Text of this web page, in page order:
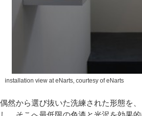
installation view at eNarts, courtesy of eNarts
偶然から選び抜いた洗練された形態を